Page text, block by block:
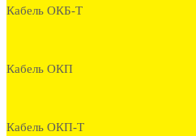
Кабель ОКБ-Т
Кабель ОКП
Кабель ОКП-Т